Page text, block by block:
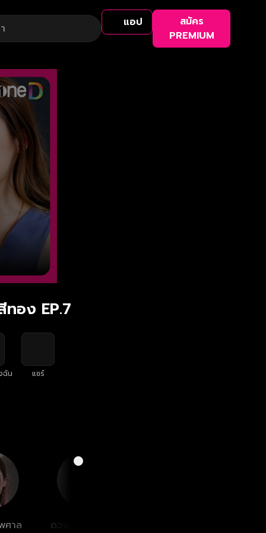
แอป
สมัคร
PREMIUM
อง EP.7
ฉัน แชร์
ศาล
ดวงตา ตุงคะมณี